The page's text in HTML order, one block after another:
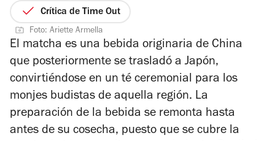
4
estrellas
Crítica de Time Out
Foto: Ariette Armella
El matcha es una bebida originaria de China
que posteriormente se trasladó a Japón,
convirtiéndose en un té ceremonial para los
monjes budistas de aquella región. La
preparación de la bebida se remonta hasta
antes de su cosecha, puesto que se cubre la